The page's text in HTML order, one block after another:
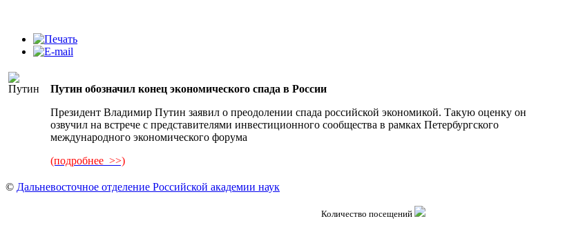
Путин обозначил конец экономического спада в России
Президент Владимир Путин заявил о преодолении спада российской экономикой. Такую оценку он
озвучил на встрече с представителями инвестиционного сообщества в рамках Петербургского
международного экономического форума
(подробнее >>)
© Дальневосточное отделение Российской академии наук
Количество посещений